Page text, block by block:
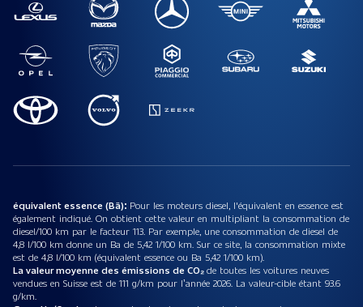
équivalent essence (Bä): Pour les moteurs diesel, l'équivalent en essence est
également indiqué. On obtient cette valeur en multipliant la consommation de
diesel/100 km par le facteur 113. Par exemple, une consommation de diesel de
4,8 l/100 km donne un Ba de 5,42 1/100 km. Sur ce site, la consommation mixte
est de 4,8 l/100 km (équivalent essence ou Ba 5,42 1/100 km).
La valeur moyenne des émissions de CO₂de toutes les voitures neuves
vendues en Suisse est de 111 g/km pour l’année 2026. La valeur-cible étant 93.6
g/km.